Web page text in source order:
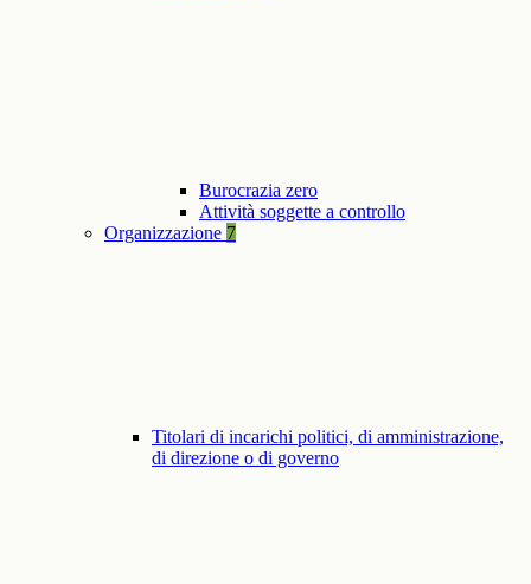
Burocrazia zero
Attività soggette a controllo
Organizzazione 7
Titolari di incarichi politici, di amministrazione,
di direzione o di governo